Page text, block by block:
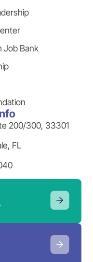
Job Bank
200/300, 33301
FL